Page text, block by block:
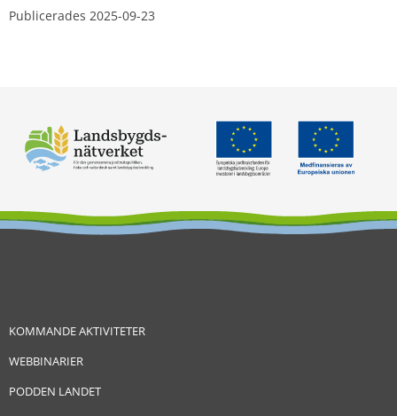
Publicerades 2025-09-23
KOMMANDE AKTIVITETER
WEBBINARIER
PODDEN LANDET